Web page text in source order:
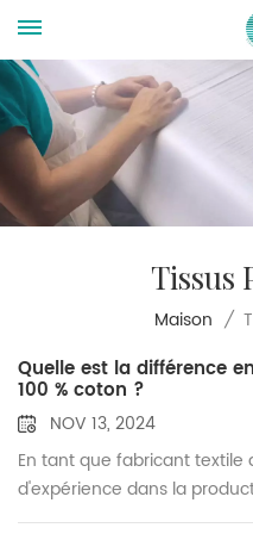
Tissus
Maison /
Quelle est la différence
100 % coton ?
NOV 13, 2024
En tant que fabricant textile
d'expérience dans la
notamment des tissus pour